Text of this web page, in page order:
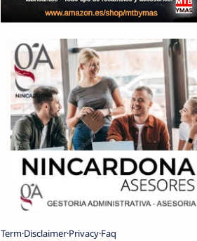
Term Disclaimer Privacy Faq